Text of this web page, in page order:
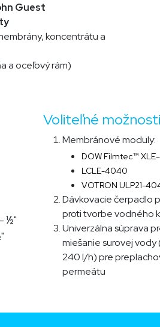
Guest
koncentrátu a
a oceľový rám)
½"
"
Voliteľné možnosti
Membránové moduly:
DOW Filmtec™
LCLE-4040
VOTRON ULP21-
Dávkovacie čerpadlo
proti tvorbe vodného
Univerzálna súprava
miešanie surovej vody
240 l/h) pre
permeátu